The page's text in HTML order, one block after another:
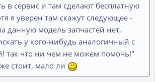
в сервис и там сделают бесплатную
я уверен там скажут следующее -
данную модель запчастей нет,
у кого-нибудь аналогичный с
так что ни чем не можем помочь!"
стоит, мало ли